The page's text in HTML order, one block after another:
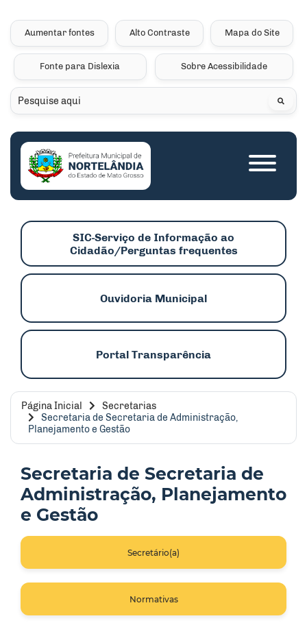
Seção de atalhos e
Ir para o menu [alt+2]
Ir para a busca [alt+3]
Ir para o rodapé [alt+4]
Aumentar fontes Alto Contraste Mapa do Site
Fonte para Dislexia Sobre Acessibilidade
Pesquisar
SIC-Serviço de Informação ao
Cidadão/Perguntas frequentes
Ouvidoria Municipal
Portal Transparência
Seção do menu
Página Inicial
Secretarias
Secretaria de Secretaria de Administração,
Planejamento e Gestão
Secretaria de Secretaria de
Administração, Planejamento
e Gestão
Secretário(a)
Normativas